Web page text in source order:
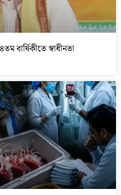
বার্ষিকীতে স্বাধীনতা